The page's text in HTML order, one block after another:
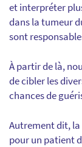
et interpréter
dans la tumeur
sont
À partir de là,
de cibler les
chances de
Autrement dit,
pour un patient